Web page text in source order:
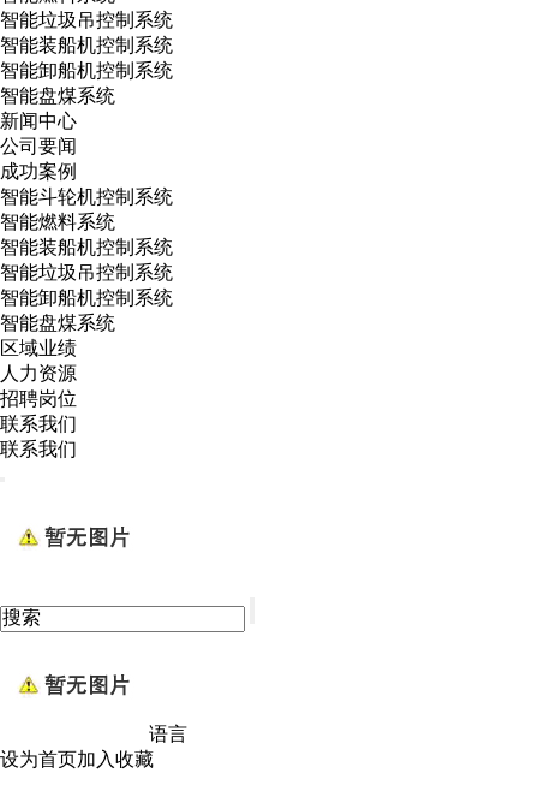
智能垃圾吊控制系统
智能装船机控制系统
智能卸船机控制系统
智能盘煤系统
新闻中心
公司要闻
成功案例
智能斗轮机控制系统
智能燃料系统
智能装船机控制系统
智能垃圾吊控制系统
智能卸船机控制系统
智能盘煤系统
区域业绩
人力资源
招聘岗位
联系我们
联系我们
语言
设为首页加入收藏